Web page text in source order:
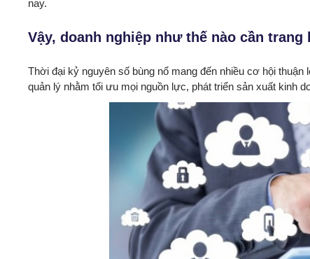
nay.
Vậy, doanh nghiệp như thế nào cần trang
Thời đại kỷ nguyên số bùng nổ mang đến nhiều cơ hội
quản lý nhằm tối ưu mọi nguồn lực, phát triển sản xuất kinh